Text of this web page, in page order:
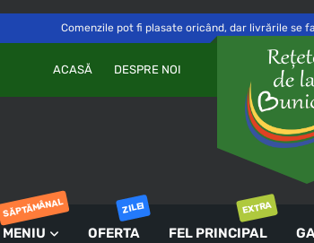
Comenzile pot fi plasate oricând, dar livrările se
ACASĂ DESPRE NOI
PAROLĂ
AUTENTIFICARE
Ai uitat parola?
MENIU
SĂPTĂMÂNAL
OFERTA
ZILEI
FEL PRINCIPAL
EXTRA